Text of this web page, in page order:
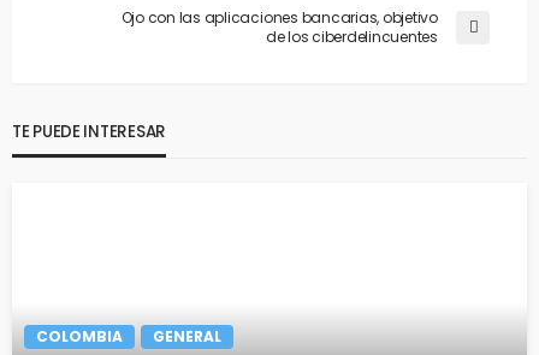
Ojo con las aplicaciones bancarias, objetivo
de los ciberdelincuentes
TE PUEDE INTERESAR
COLOMBIA GENERAL